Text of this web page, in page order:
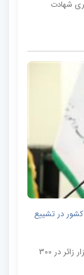
شهادت
250هزار زائر در 300بقعه کشور در تشییع
امکان اسکان 70هزار زائر و پذیرایی روزانه از 250 هزار زائر در 300